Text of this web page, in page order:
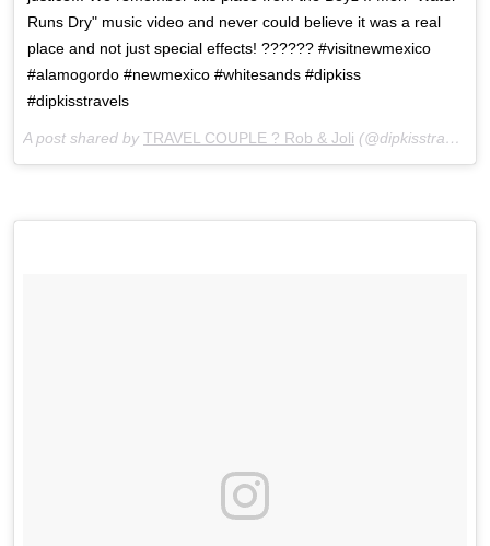
Runs Dry" music video and never could believe it was a real
place and not just special effects! ?????? #visitnewmexico
#alamogordo #newmexico #whitesands #dipkiss
#dipkisstravels
A post shared by TRAVEL COUPLE ? Rob & Joli (@dipkisstravels) on